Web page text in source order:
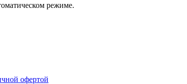
режиме.
офертой